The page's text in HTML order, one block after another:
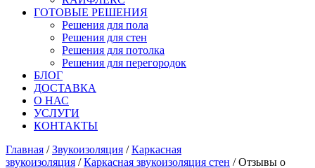
ГОТОВЫЕ РЕШЕНИЯ
Решения для пола
Решения для стен
Решения для потолка
Решения для перегородок
БЛОГ
ДОСТАВКА
О НАС
УСЛУГИ
КОНТАКТЫ
Главная /Звукоизоляция /Каркасная
звукоизоляция /Каркасная звукоизоляция стен / Отзывы о